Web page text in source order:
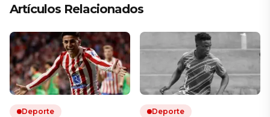
Artículos Relacionados
Deporte Deporte